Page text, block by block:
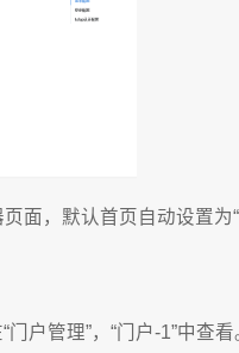
，默认首页自动设置为
户管理”，“门户-1”中查看